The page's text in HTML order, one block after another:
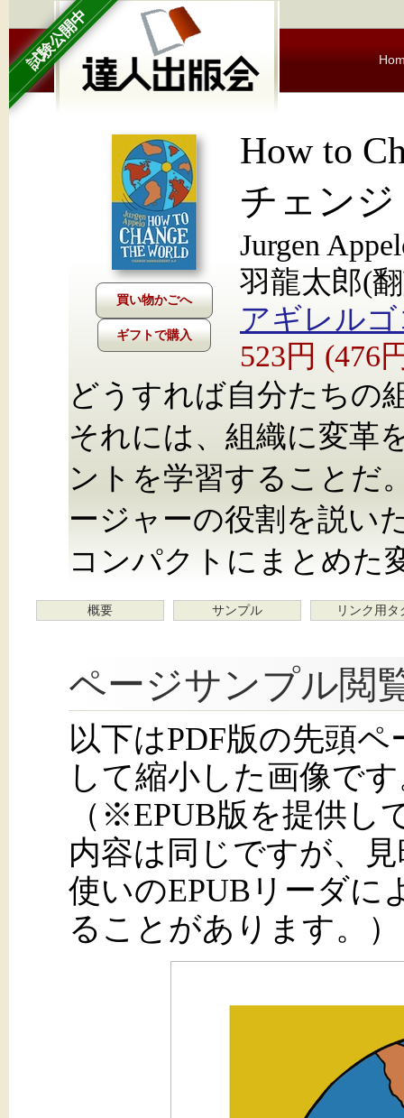
試験公開中
ギフトで購入
How to
チェン
Jurgen
羽龍太郎(
アギレル
523円 (476
どうすれば自分たち
それには、組織に変革
ントを学習することだ
ージャーの役割を説い
コンパクトにまとめた
概要 サンプル リンク用タ
ページサンプル閲
以下はPDF版の先頭
して縮小した画像で
（※EPUB版を提供し
内容は同じですが、
使いのEPUBリーダに
ることがあります。）